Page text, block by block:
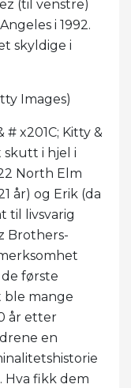
(til venstre)
i 1992.
skyldige i
Images)
# x201C; Kitty &
skutt i hjel i
North Elm
år) og Erik (da
til livsvarig
Brothers-
første
ble mange
år etter
en
Hva fikk dem